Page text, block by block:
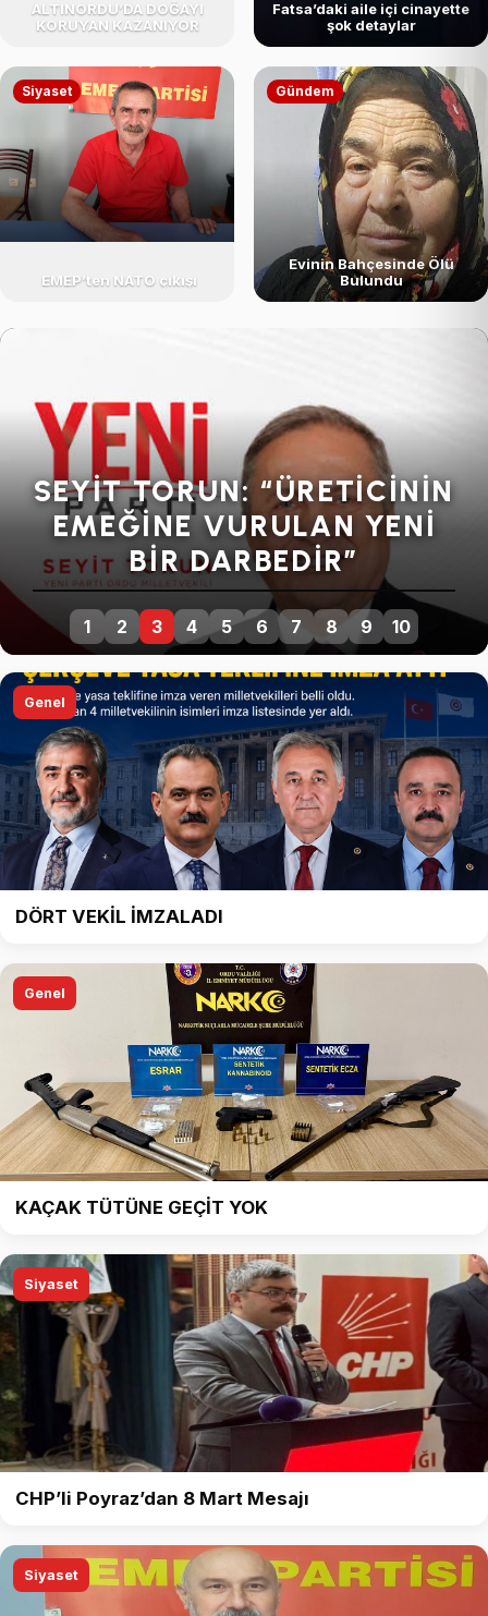
ALTINORDU’DA DOĞAYI
KORUYAN KAZANIYOR
Fatsa’daki aile içi cinayette
şok detaylar
Siyaset
EMEP’ten NATO çıkışı
Gündem
Evinin Bahçesinde Ölü
Bulundu
ŞİMŞEK ELEŞTİRDİ
1 2 3 4 5 6 7 8 9 10
Genel
DÖRT VEKİL İMZALADI
Genel
KAÇAK TÜTÜNE GEÇİT YOK
Siyaset
CHP’li Poyraz’dan 8 Mart Mesajı
Siyaset